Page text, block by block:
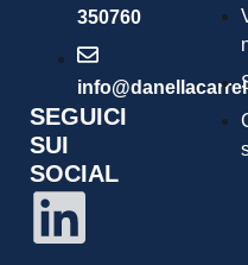
350760
SEGUICI
SUI
SOCIAL